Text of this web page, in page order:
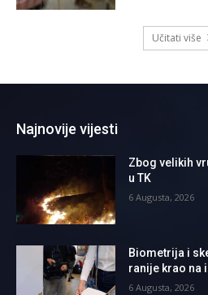
Učitati više
Najnovije vijesti
Zbog velikih
u TK
6 Augusta, 2026
Biometrija i
ranije krao na
6 Augusta, 2026